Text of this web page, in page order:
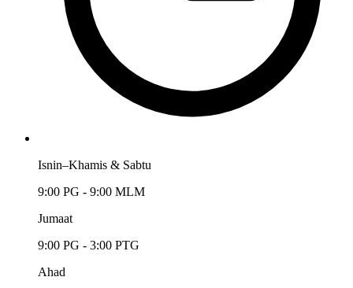
Isnin–Khamis & Sabtu
9:00 PG - 9:00 MLM
Jumaat
9:00 PG - 3:00 PTG
Ahad